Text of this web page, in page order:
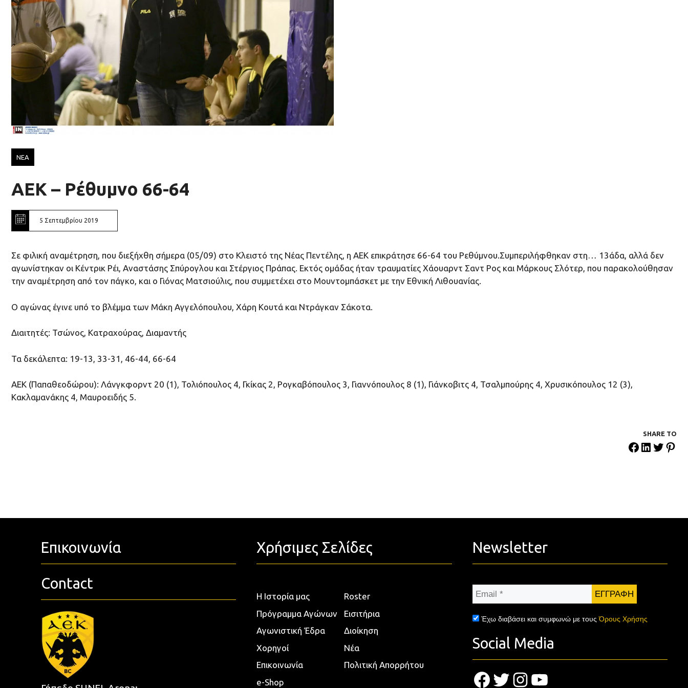
ΝΕΑ
ΑΕΚ – Ρέθυμνο 66-64
5 Σεπτεμβρίου 2019
Σε φιλική αναμέτρηση, που διεξήχθη σήμερα (05/09) στο Κλειστό της Νέας Πεντέλης, η ΑΕΚ επικράτησε 66-64 του Ρεθύμνου.Συμπεριλήφθηκαν στη… 13άδα, αλλά δεν
αγωνίστηκαν οι Κέντρικ Ρέι, Αναστάσης Σπύρογλου και Στέργιος Πράπας. Εκτός ομάδας ήταν τραυματίες Χάουαρντ Σαντ Ρος και Μάρκους Σλότερ, που παρακολούθησαν
την αναμέτρηση από τον πάγκο, και ο Γιόνας Ματσιούλις, που συμμετέχει στο Μουντομπάσκετ με την Εθνική Λιθουανίας.
Ο αγώνας έγινε υπό το βλέμμα των Μάκη Αγγελόπουλου, Χάρη Κουτά και Ντράγκαν Σάκοτα.
Διαιτητές: Τσώνος, Κατραχούρας, Διαμαντής
Τα δεκάλεπτα: 19-13, 33-31, 46-44, 66-64
ΑΕΚ (Παπαθεοδώρου): Λάνγκφορντ 20 (1), Τολιόπουλος 4, Γκίκας 2, Ρογκαβόπουλος 3, Γιαννόπουλος 8 (1), Γιάνκοβιτς 4, Τσαλμπούρης 4, Χρυσικόπουλος 12 (3),
Κακλαμανάκης 4, Μαυροειδής 5.
SHARE ΤΟ
Επικοινωνία
Contact
Χρήσιμες Σελίδες
Η Ιστορία μας
Roster
Πρόγραμμα Αγώνων
Εισιτήρια
Αγωνιστική Έδρα
Διοίκηση
Χορηγοί
Νέα
Επικοινωνία
Πολιτική Απορρήτου
e-Shop
Newsletter
Email
Έχω διαβάσει και συμφωνώ με τουςΌρους Χρήσης
Social Media
Facebook
TwitterInstagram
YouTube